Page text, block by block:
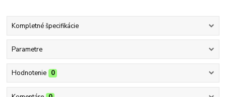
Kompletné špecifikácie
Parametre
Hodnotenie 0